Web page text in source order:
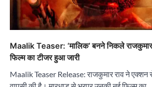
Maalik Teaser: ‘मालिक’ बनने निकले
फिल्म का टीजर हुआ जारी
Maalik Teaser Release: राजकुमार राव ने एक्शन